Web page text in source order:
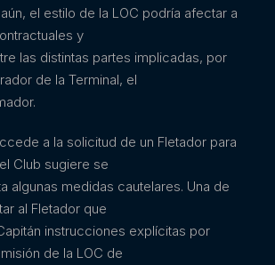
el estilo de la LOC podría afectar a
y
las distintas partes implicadas, por
de la Terminal, el
a la solicitud de un Fletador para
Club sugiere se
algunas medidas cautelares. Una de
al Fletador que
instrucciones explícitas por
de la LOC de